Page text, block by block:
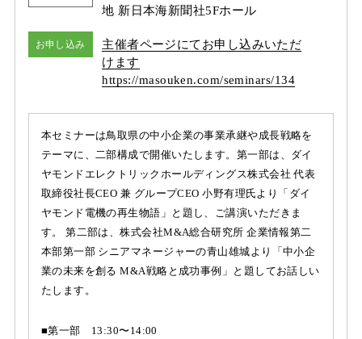
地 新日本海新聞社5Fホール
お申し込み
主催者ページにてお申し込みいただ
けます
https://masouken.com/seminars/134
本セミナーは鳥取県の中小企業の事業承継や成長戦略を
テーマに、二部構成で開催いたします。第一部は、ダイ
ヤモンドエレクトリックホールディングス株式会社 代表
取締役社長CEO 兼 グループCEO 小野有理氏より「ダイ
ヤモンド電機の再生物語」と題し、ご講演いただきま
す。 第二部は、株式会社M&A総合研究所 企業情報第⼆
本部第⼀部 シニアマネージャーの青山雄城より「中小企
業の未来を創る M&A戦略と成功事例」と題してお話しい
たします。
■第一部 13:30〜14:00